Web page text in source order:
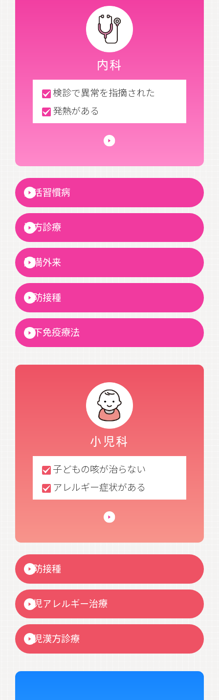
内科
検診で異常を指摘された
発熱がある
生活習慣病
漢方診療
肥満外来
予防接種
舌下免疫療法
小児科
子どもの咳が治らない
アレルギー症状がある
予防接種
小児アレルギー治療
小児漢方診療